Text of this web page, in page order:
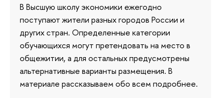
В Высшую школу экономики ежегодно
поступают жители разных городов России и
других стран. Определенные категории
обучающихся могут претендовать на место в
общежитии, а для остальных предусмотрены
альтернативные варианты размещения. В
материале рассказываем обо всем подробнее.